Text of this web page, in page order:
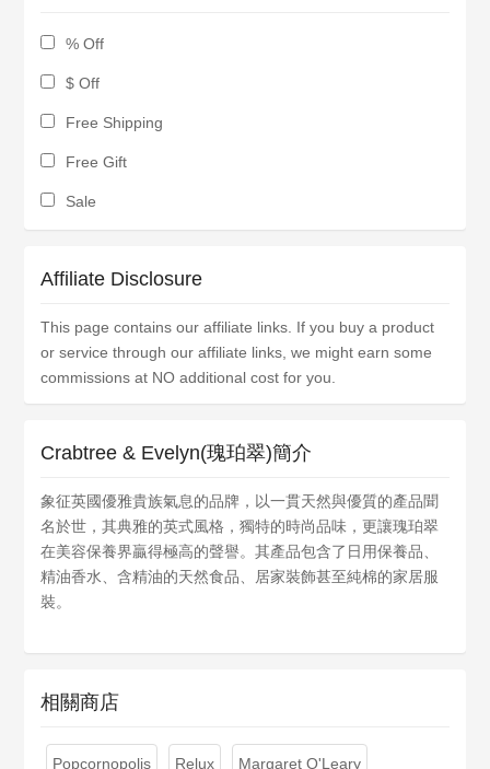
% Off
$ Off
Free Shipping
Free Gift
Sale
Affiliate Disclosure
This page contains our affiliate links. If you buy a product
or service through our affiliate links, we might earn some
commissions at NO additional cost for you.
Crabtree & Evelyn(瑰珀翠)簡介
象征英國優雅貴族氣息的品牌，以一貫天然與優質的產品聞
名於世，其典雅的英式風格，獨特的時尚品味，更讓瑰珀翠
在美容保養界贏得極高的聲譽。其產品包含了日用保養品、
精油香水、含精油的天然食品、居家裝飾甚至純棉的家居服
裝。
相關商店
Popcornopolis Relux Margaret O'Leary